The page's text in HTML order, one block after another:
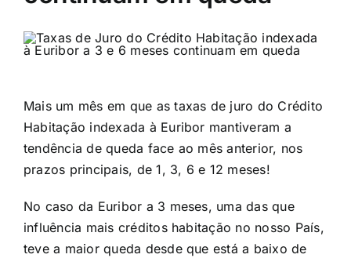
Mais um mês em que as taxas de juro do Crédito
Habitação indexada à Euribor mantiveram a
tendência de queda face ao mês anterior, nos
prazos principais, de 1, 3, 6 e 12 meses!​
No caso da Euribor a 3 meses, uma das que
influência mais créditos habitação no nosso País,
teve a maior queda desde que está a baixo de